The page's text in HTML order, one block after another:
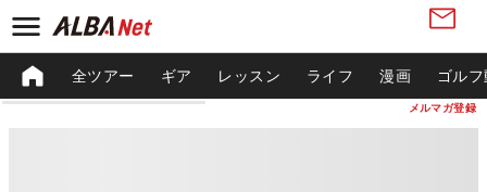
メルマガ登録
全ツアー ギア レッスン ライフ 漫画 ゴル